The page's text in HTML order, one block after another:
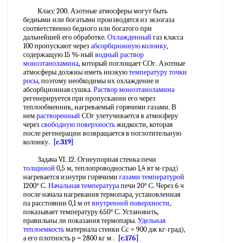
Класс 200. Азотные атмосферы могут быть
бедными или богатыми производятся из экзогаза
соответственно бедного или богатого при
дальнейшей его обработке. Охлажденный газ класса
100 пропускают через абсорбционную колонку,
содержащую 15 %-ный водный раствор
моноэтаноламина, который поглощает СОг. Азотные
атмосферы должны иметь низкуютемпературу точки
росы, поэтому необходимы их охлаждение и
абсорбционная сушка. Раствор моноэтаноламина
регенерируется при пропускании его через
теплообменник, нагреваемый горячими газами. В
немрастворенный СОг улетучивается в атмосферу
через свободную поверхностьжидкости, которая
после регенерации возвращается в поглотительную
колонку.
[c.319]
Задача VI. 12. Огнеупорная стенка печи
толщиной 0,5 м, теплопроводностью 1,4 вт м-град)
нагревается изнутри горячими газами температурой
1200° С. Начальная температурапечи 20° С. Через 6 ч
после начала нагревания термопара, установленная
па расстоянии 0,1 м отвнутренней поверхности,
показывает температуру 650° С. Установить,
правильны ли показания термопары. Удельная
теплоемкостьматериала стенки Сс = 900 дж кг-град),
а его плотность р = 2800 кг м .
[c.176]